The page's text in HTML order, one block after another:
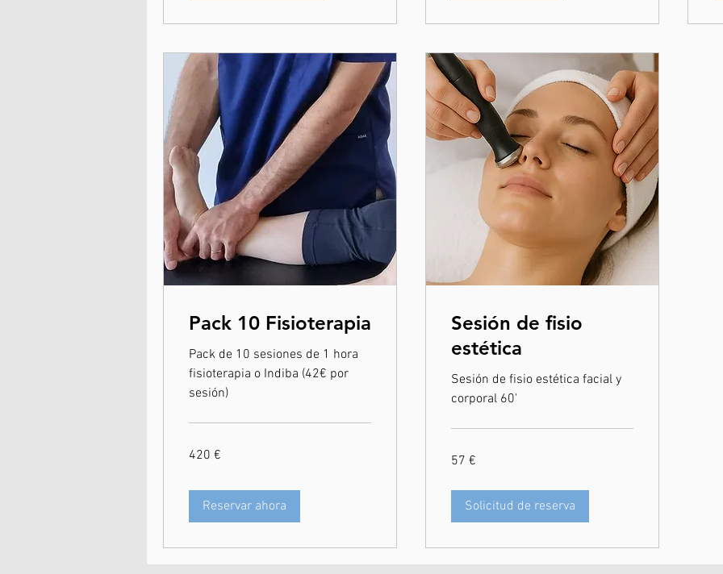
Pack 10 Fisioterapia
Pack de 10 sesiones de 1 hora
fisioterapia o Indiba (42€ por
sesión)
euros
420 €
Reservar ahora
Sesión de fisio
estética
Sesión de fisio estética facial y
corporal 60'
euros
57 €
Solicitud de reserva